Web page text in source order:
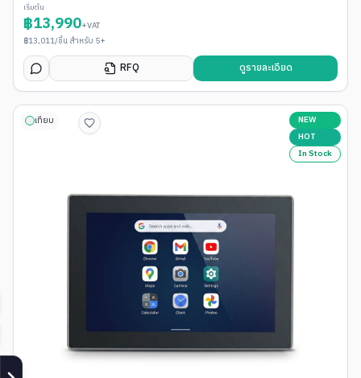
เริ่มต้น
฿13,990+VAT
฿13,011/ชิ้น สำหรับ 5+
RFQ ดูรายละเอียด
เทียบ
NEW
HOT
In Stock